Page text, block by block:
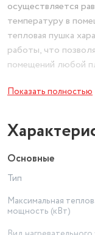
осуществляется
температуру в
тепловая пушка
работы, что
помещений любой
нанесено
позволяющее
Показать полностью
Основные
Тип
Максимальная
мощность (кВт)